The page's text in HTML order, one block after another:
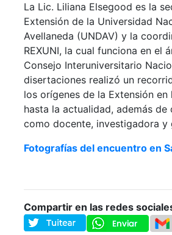
La Lic. Liliana Elsegood es la
Extensión de la Universidad
Avellaneda (UNDAV) y la
REXUNI, la cual funciona en el
Consejo Interuniversitario
disertaciones realizó un
los orígenes de la Extensión en
hasta la actualidad, además
como docente, investigadora y
Fotografías del encuentro en
Compartir en las redes